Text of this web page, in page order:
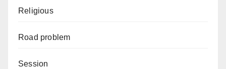
Religious
Road problem
Session